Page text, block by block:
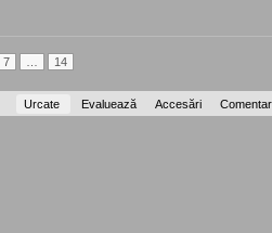
7 … 14
Urcate Evaluează Accesări